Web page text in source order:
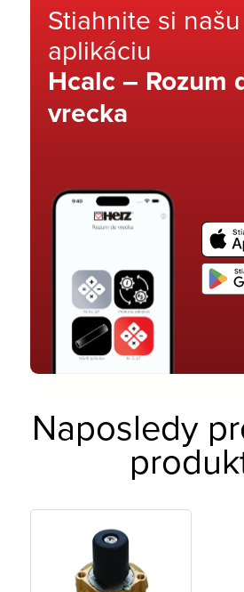
Stiahnite si našu
aplikáciu
Hcalc – Rozum
vrecka
Naposledy